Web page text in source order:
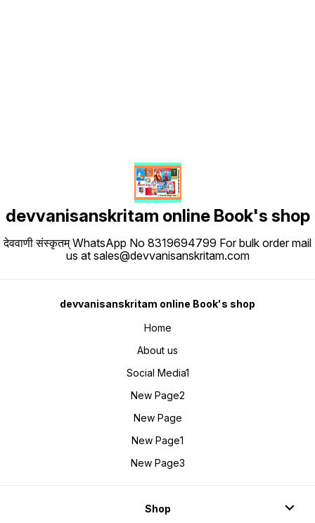
devvanisanskritam online Book's shop
देववाणी संस्कृतम् WhatsApp No 8319694799 For bulk order mail
us at sales@devvanisanskritam.com
devvanisanskritam online Book's shop
Home
About us
Social Media1
New Page2
New Page
New Page1
New Page3
Shop